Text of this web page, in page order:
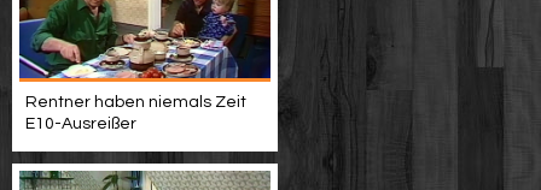
Rentner haben niemals Zeit
E10-Ausreißer